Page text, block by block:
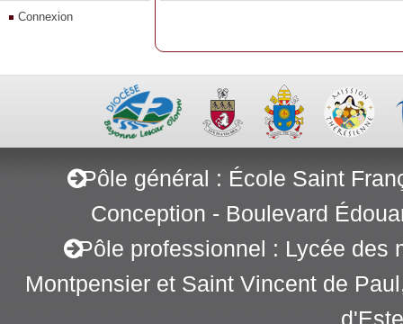
Connexion
Pôle général : École Saint
Conception - Boulevard
Pôle professionnel : Lycée des
Montpensier et Saint Vincent de